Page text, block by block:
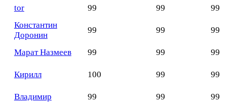
tor 99 99
99
Константин
Доронин
99 99 99
Марат Назмеев 99 99 99
Кирилл 100 99 99
Владимир 99 99 99